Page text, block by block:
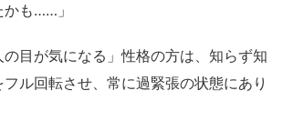
も……」
目が気になる」性格の方は、知らず知
ル回転させ、常に過緊張の状態にあり